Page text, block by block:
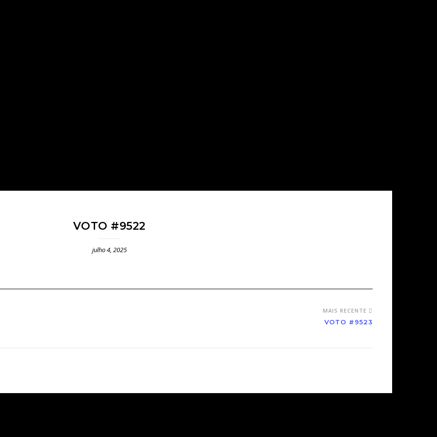
VOTO #9522
julho 4, 2025
MAIS RECENTE
VOTO #9523